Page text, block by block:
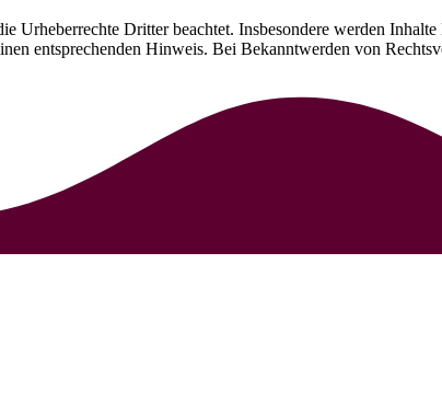
Urheberrechte Dritter beachtet. Insbesondere werden
entsprechenden Hinweis. Bei Bekanntwerden von